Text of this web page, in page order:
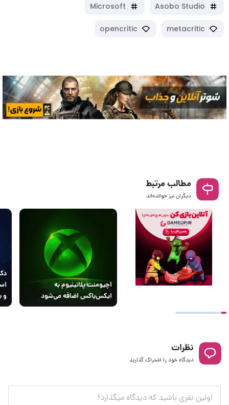
Asobo Studio
Microsoft
metacritic
opencritic
مطالب مرتبط
دیگران نیز خوانده‌اند
اچیومنت پلاتینیوم به
ایکس‌باکس اضافه می‌شود
و
نظرات
دیدگاه خود را اشتراک گذارید